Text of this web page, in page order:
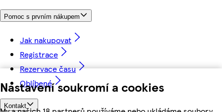
Nastavení soukromí a cookies
Pomoc s prvním nákupem
Jak nakupovat
Registrace
Rezervace času
Oblíbené
Kontakt